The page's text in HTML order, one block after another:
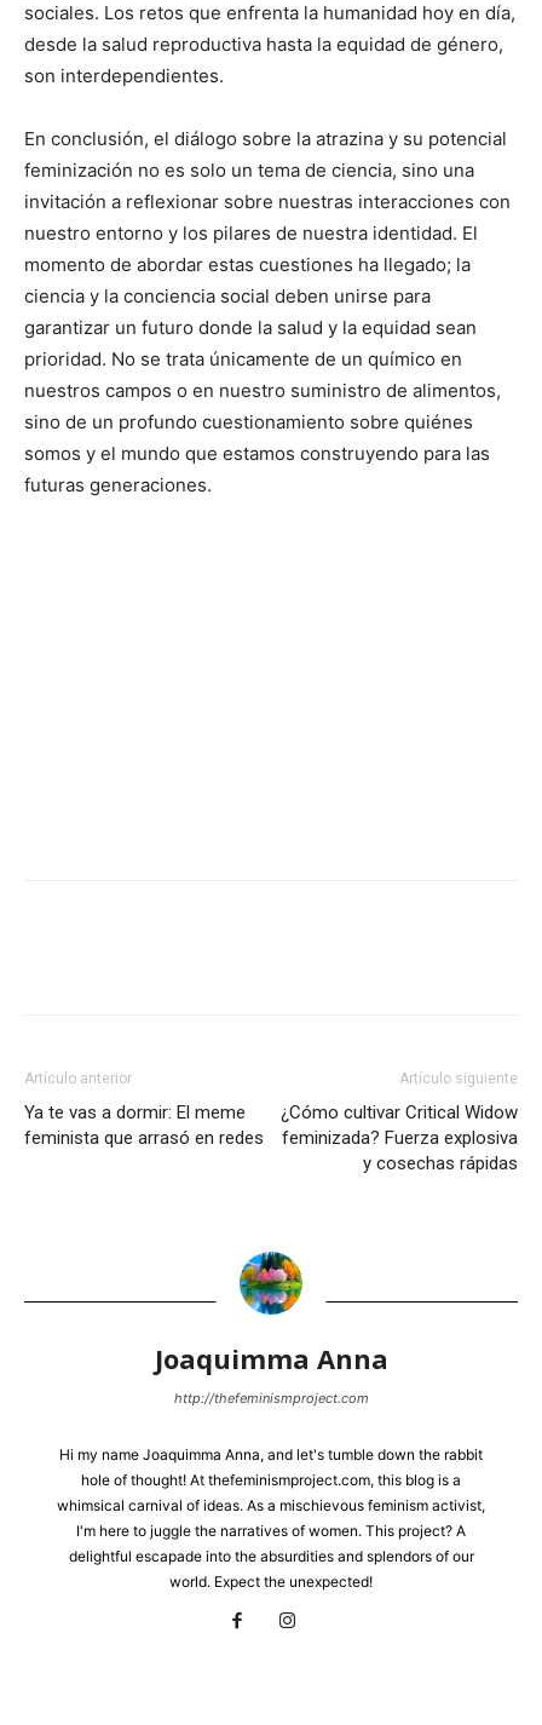
sociales. Los retos que enfrenta la humanidad hoy en día,
desde la salud reproductiva hasta la equidad de género,
son interdependientes.
En conclusión, el diálogo sobre la atrazina y su potencial
feminización no es solo un tema de ciencia, sino una
invitación a reflexionar sobre nuestras interacciones con
nuestro entorno y los pilares de nuestra identidad. El
momento de abordar estas cuestiones ha llegado; la
ciencia y la conciencia social deben unirse para
garantizar un futuro donde la salud y la equidad sean
prioridad. No se trata únicamente de un químico en
nuestros campos o en nuestro suministro de alimentos,
sino de un profundo cuestionamiento sobre quiénes
somos y el mundo que estamos construyendo para las
futuras generaciones.
Artículo anterior
Ya te vas a dormir: El meme
feminista que arrasó en redes
Artículo siguiente
¿Cómo cultivar Critical Widow
feminizada? Fuerza explosiva
y cosechas rápidas
Joaquimma Anna
http://thefeminismproject.com
Hi my name Joaquimma Anna, and let's tumble down the rabbit
hole of thought! At thefeminismproject.com, this blog is a
whimsical carnival of ideas. As a mischievous feminism activist,
I'm here to juggle the narratives of women. This project? A
delightful escapade into the absurdities and splendors of our
world. Expect the unexpected!